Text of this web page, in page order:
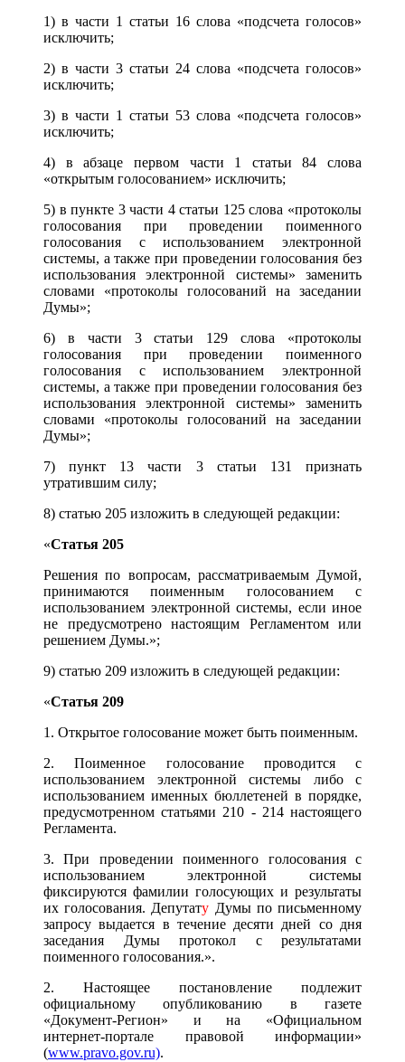
1) в части 1 статьи 16 слова «подсчета голосов»
исключить;
2) в части 3 статьи 24 слова «подсчета голосов»
исключить;
3) в части 1 статьи 53 слова «подсчета голосов»
исключить;
4) в абзаце первом части 1 статьи 84 слова
«открытым голосованием» исключить;
5) в пункте 3 части 4 статьи 125 слова «протоколы
голосования при проведении поименного
голосования с использованием электронной
системы, а также при проведении голосования без
использования электронной системы» заменить
словами «протоколы голосований на заседании
Думы»;
6) в части 3 статьи 129 слова «протоколы
голосования при проведении поименного
голосования с использованием электронной
системы, а также при проведении голосования без
использования электронной системы» заменить
словами «протоколы голосований на заседании
Думы»;
7) пункт 13части 3 статьи 131 признать
утратившим силу;
8) статью 205 изложить в следующей редакции:
«Статья 205
Решения по вопросам, рассматриваемым Думой,
принимаются поименным голосованием с
использованием электронной системы, если иное
не предусмотрено настоящим Регламентом или
решением Думы.»;
9) статью 209 изложить в следующей редакции:
«Статья 209
1. Открытое голосование может быть поименным.
2. Поименное голосование проводится с
использованием электронной системы либо с
использованием именных бюллетеней в порядке,
предусмотренномстатьями 210 - 214настоящего
Регламента.
3. При проведении поименного голосования с
использованием электронной системы
фиксируются фамилии голосующих и результаты
их голосования. Депутату Думы по письменному
запросу выдается в течение десяти дней со дня
заседания Думы протокол с результатами
поименного голосования.».
2. Настоящее постановление подлежит
официальному опубликованию в газете
«Документ-Регион» и на «Официальном
интернет-портале правовой информации»
(www.pravo.gov.ru).